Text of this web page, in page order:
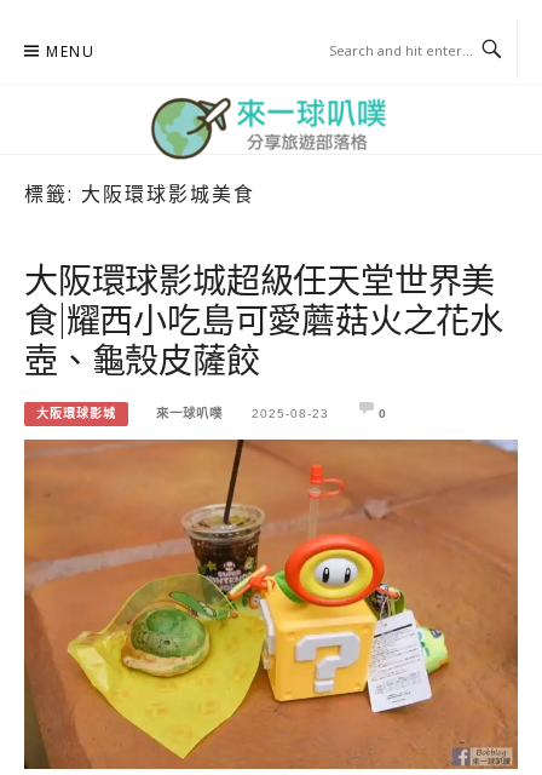
MENU
標籤: 大阪環球影城美食
大阪環球影城超級任天堂世界美
食|耀西小吃島可愛蘑菇火之花水
壺、龜殼皮薩餃
大阪環球影城 來一球叭噗 2025-08-23 0